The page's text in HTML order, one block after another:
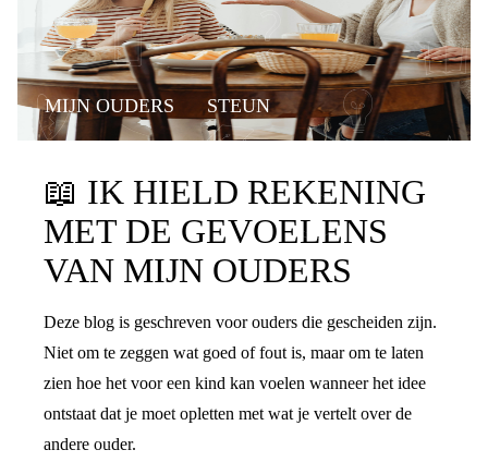
MIJN OUDERS STEUN
📖 IK HIELD REKENING
MET DE GEVOELENS
VAN MIJN OUDERS
Deze blog is geschreven voor ouders die gescheiden zijn.
Niet om te zeggen wat goed of fout is, maar om te laten
zien hoe het voor een kind kan voelen wanneer het idee
ontstaat dat je moet opletten met wat je vertelt over de
andere ouder.